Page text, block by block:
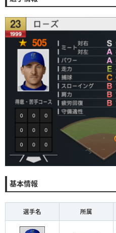
基本情報
選手名 所属